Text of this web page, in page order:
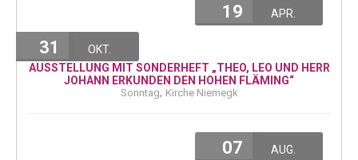
19 APR.
31
OKT.
AUSSTELLUNG MIT SONDERHEFT „THEO, LEO UND HERR
JOHANN ERKUNDEN DEN HOHEN FLÄMING“
Sonntag, Kirche Niemegk
07
AUG.